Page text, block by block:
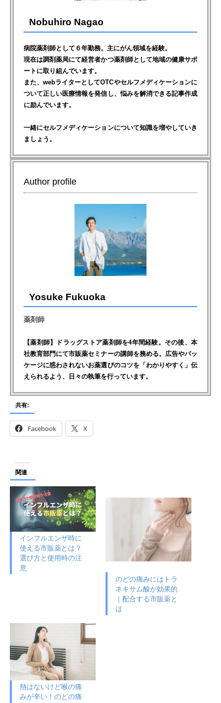
Nobuhiro Nagao
病院薬剤師として６年勤務。主にがん領域を経験。
現在は調剤薬局にて経営者かつ薬剤師として地域の健康サポ
ートに取り組んでいます。
また、webライターとしてOTCやセルフメディケーションに
ついて正しい医療情報を発信し、悩みを解消できる記事作成
に励んでいます。
一緒にセルフメディケーションについて知識を増やしていき
ましょう。
Author profile
Yosuke Fukuoka
薬剤師
【薬剤師】ドラッグストア薬剤師を4年間経験。その後、本
社教育部門にて市販薬セミナーの講師を務める。広告やパッ
ケージに惑わされないお薬選びのコツを「わかりやすく」伝
えられるよう、日々の執筆を行っています。
共有:
Facebook X
関連
インフルエンザ時に
使える市販薬とは？
選び方と使用時の注
意
のどの痛みにはトラ
ネキサム酸が効果的
｜配合する市販薬と
は
熱はないけど喉の痛
みが辛い！のどの痛